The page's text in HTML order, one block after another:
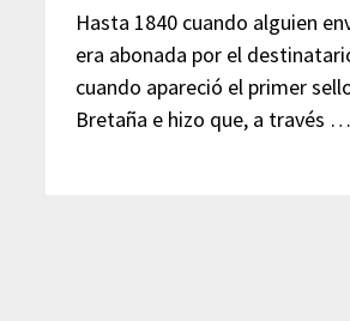
Hasta 1840 cuando alguien
era abonada por el
cuando apareció el primer
Bretaña e hizo que, a través …